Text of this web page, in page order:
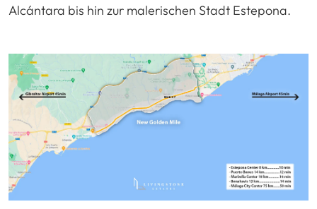
Alcántara bis hin zur malerischen Stadt Estepona.